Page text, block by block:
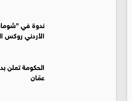
ندوة في
الأردني روكس
الحكومة تعلن
عمّان